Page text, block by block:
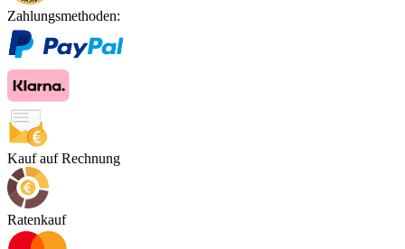
Zahlungsmethoden:
Kauf auf Rechnung
Ratenkauf